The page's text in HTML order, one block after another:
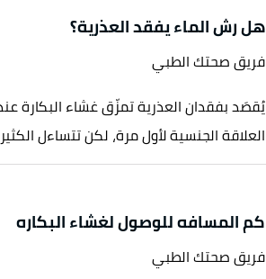
هل رش الماء يفقد العذرية؟
فريق صحتك الطبي
يُقصَد بفقدان العذرية تمزّق غشاء البكارة
العلاقة الجنسية لأول مرة، لكن تتساءل
كم المسافه للوصول لغشاء البكاره
فريق صحتك الطبي